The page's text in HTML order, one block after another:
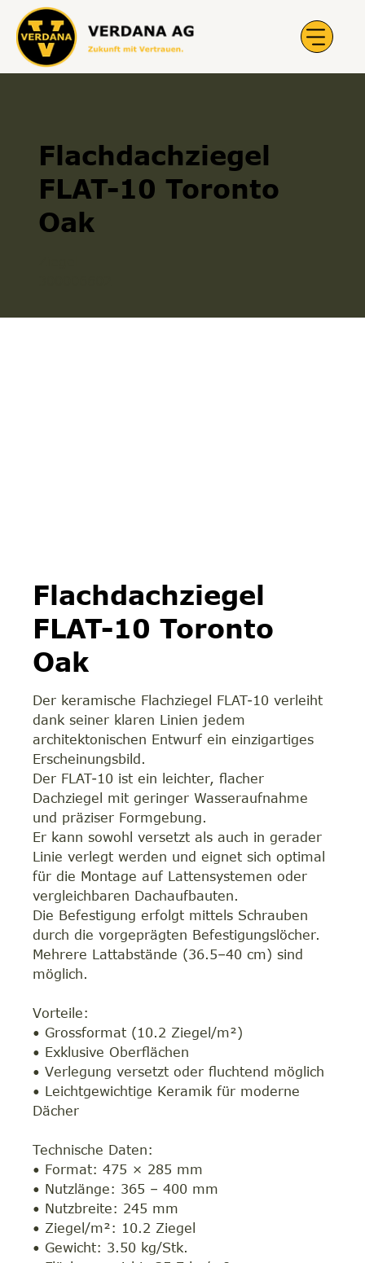
Flachdachziegel
FLAT-10 Toronto
Oak
Flachdachziegel
FLAT-10 Toronto
Oak
Der keramische Flachziegel FLAT-10 verleiht
dank seiner klaren Linien jedem
architektonischen Entwurf ein einzigartiges
Erscheinungsbild.
Der FLAT-10 ist ein leichter, flacher
Dachziegel mit geringer Wasseraufnahme
und präziser Formgebung.
Er kann sowohl versetzt als auch in gerader
Linie verlegt werden und eignet sich optimal
für die Montage auf Lattensystemen oder
vergleichbaren Dachaufbauten.
Die Befestigung erfolgt mittels Schrauben
durch die vorgeprägten Befestigungslöcher.
Mehrere Lattabstände (36.5–40 cm) sind
möglich.
Vorteile:
• Grossformat (10.2 Ziegel/m²)
• Exklusive Oberflächen
• Verlegung versetzt oder fluchtend möglich
• Leichtgewichtige Keramik für moderne
Dächer
Technische Daten:
• Format: 475 × 285 mm
• Nutzlänge: 365 – 400 mm
• Nutzbreite: 245 mm
• Ziegel/m²: 10.2 Ziegel
• Gewicht: 3.50 kg/Stk.